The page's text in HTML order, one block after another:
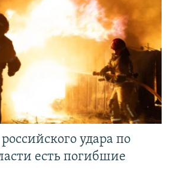
удара по
есть погибшие